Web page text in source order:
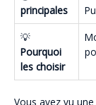
principales
💡
Pourquoi
les choisir
Vous avez vu